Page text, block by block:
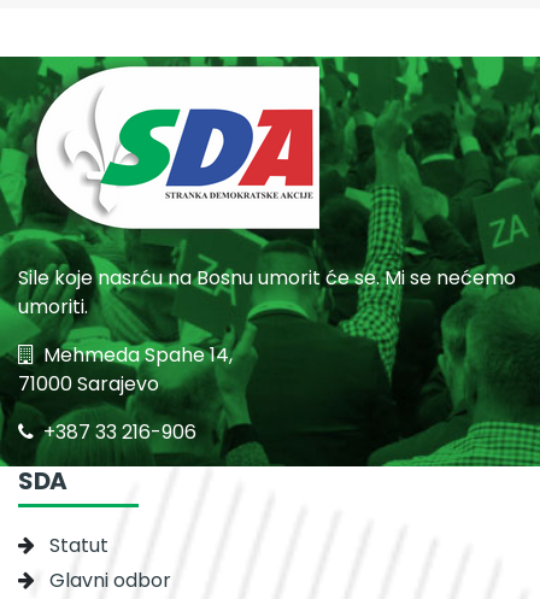
Sile koje nasrću na Bosnu umorit će se. Mi se nećemo
umoriti.
Mehmeda Spahe 14,
71000 Sarajevo
+387 33 216-906
SDA
Statut
Glavni odbor